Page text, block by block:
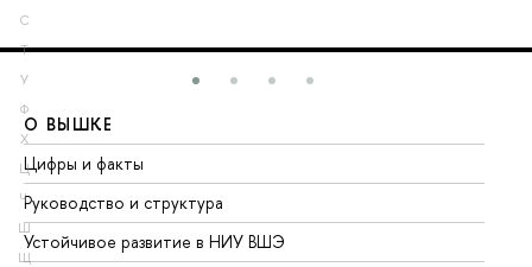
С
Т
У
Ф
Х
Ц
Ч
Ш
Щ
О ВЫШКЕ
Цифры и факты
Руководство и структура
Устойчивое развитие в НИУ ВШЭ